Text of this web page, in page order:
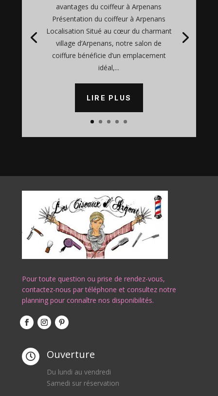
avantages du coiffeur à Arpenans
Présentation du coiffeur à Arpenans
Localisation Situé au cœur du charmant
village d’Arpenans, notre salon de
coiffure bénéficie d’un emplacement
idéal,...
LIRE PLUS
Pour toute question ou prise de rendez-vous,
contactez-nous par téléphone et consultez notre
planning pour connaître nos disponibilités.
 Ouverture
Du lundi au vendredi
Samedi sur réservation